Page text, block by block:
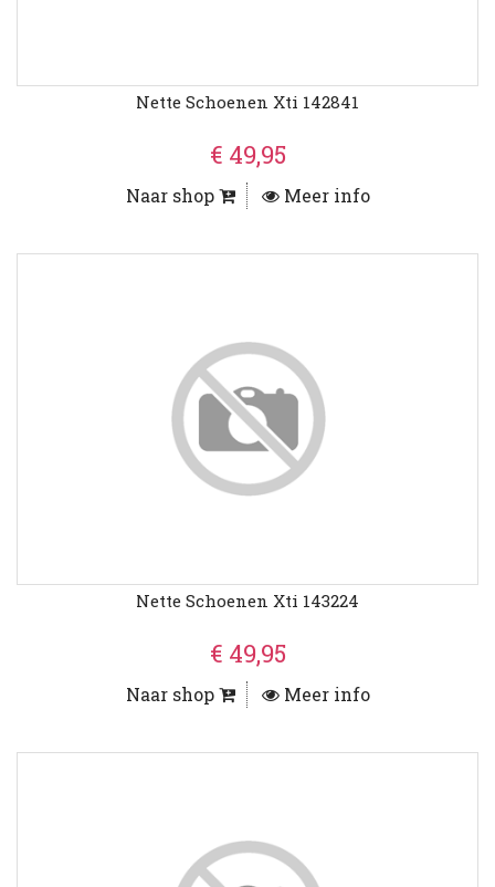
Nette Schoenen Xti 142841
€ 49,95
Naar shop Meer info
Nette Schoenen Xti 143224
€ 49,95
Naar shop Meer info